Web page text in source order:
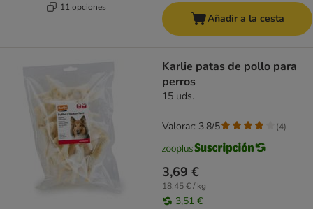
11 opciones
Añadir a la cesta
Karlie patas de pollo para
perros
15 uds.
3,69 €
18,45 € / kg
3,51 €
Valorar: 3.8/5 (4)